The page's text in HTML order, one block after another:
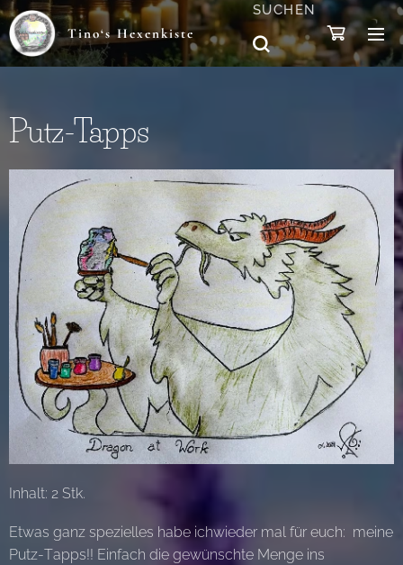
Tino‘s Hexenkiste
SUCHEN
Putz-Tapps
Inhalt: 2 Stk.
Etwas ganz spezielles habe ichwieder mal für euch: meine
Putz-Tapps!! Einfach die gewünschte Menge ins